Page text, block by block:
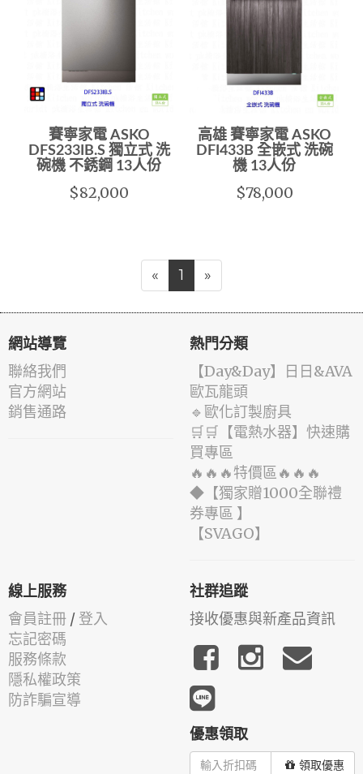
賽寧家電 ASKO
DFS233IB.S 獨立式 洗
碗機 不銹鋼 13人份
$82,000
高雄 賽寧家電 ASKO
DFI433B 全嵌式 洗碗
機 13人份
$78,000
« 1 »
網站導覽
聯絡我們
官方網站
銷售通路
熱門分類
️【Day&Day】️日日&AVA
歐瓦龍頭
🔹歐化訂製廚具
🛒🛒【電熱水器】快速購
買專區
🔥🔥🔥特價區🔥🔥🔥
◆【獨家贈1000全聯禮
券專區 】
️【SVAGO】️
線上服務
會員註冊 / 登入
忘記密碼
服務條款
隱私權政策
防詐騙宣導
社群追蹤
接收優惠與新產品資訊
優惠領取
領取優惠